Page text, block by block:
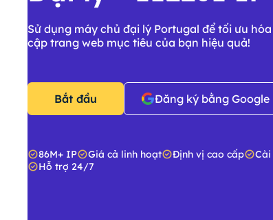
Sử dụng máy chủ đại lý Portugal để tối ưu
cập trang web mục tiêu của bạn hiệu quả!
Bắt đầu Đăng ký bằng Google
86M+ IP Giá cả linh hoạt Định vị cao cấp
Hỗ trợ 24/7